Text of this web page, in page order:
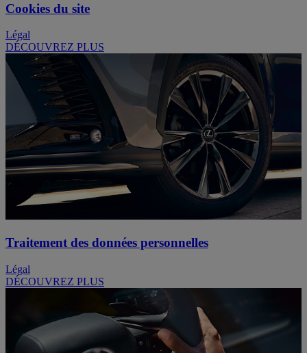
Cookies du site
Légal
DÉCOUVREZ PLUS
Traitement des données personnelles
Légal
DÉCOUVREZ PLUS